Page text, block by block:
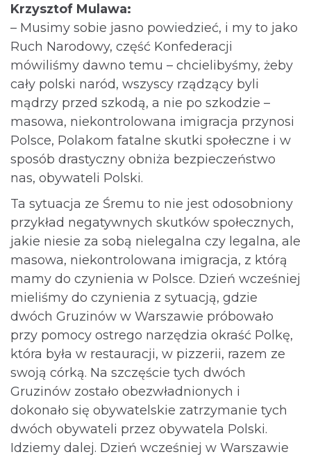
Krzysztof Mulawa:
– Musimy sobie jasno powiedzieć, i my to jako
Ruch Narodowy, część Konfederacji
mówiliśmy dawno temu – chcielibyśmy, żeby
cały polski naród, wszyscy rządzący byli
mądrzy przed szkodą, a nie po szkodzie –
masowa, niekontrolowana imigracja przynosi
Polsce, Polakom fatalne skutki społeczne i w
sposób drastyczny obniża bezpieczeństwo
nas, obywateli Polski.
Ta sytuacja ze Śremu to nie jest odosobniony
przykład negatywnych skutków społecznych,
jakie niesie za sobą nielegalna czy legalna, ale
masowa, niekontrolowana imigracja, z którą
mamy do czynienia w Polsce. Dzień wcześniej
mieliśmy do czynienia z sytuacją, gdzie
dwóch Gruzinów w Warszawie próbowało
przy pomocy ostrego narzędzia okraść Polkę,
która była w restauracji, w pizzerii, razem ze
swoją córką. Na szczęście tych dwóch
Gruzinów zostało obezwładnionych i
dokonało się obywatelskie zatrzymanie tych
dwóch obywateli przez obywatela Polski.
Idziemy dalej. Dzień wcześniej w Warszawie